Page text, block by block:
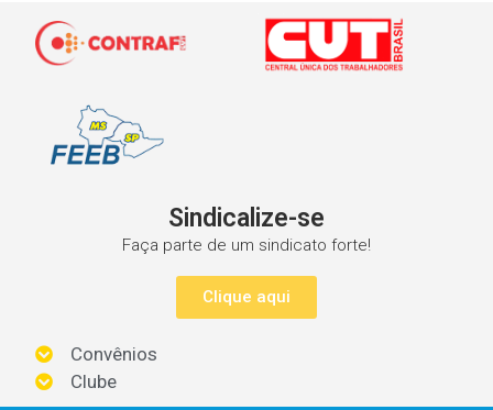
Sindicalize-se
Faça parte de um sindicato forte!
Clique aqui
Convênios
Clube